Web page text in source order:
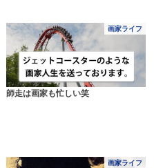
画家ライフ
師走は画家も忙しい笑
画家ライフ